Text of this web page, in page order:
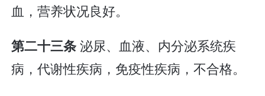
血，营养状况良好。
第二十三条泌尿、血液、内分泌系统疾
病，代谢性疾病，免疫性疾病，不合格。